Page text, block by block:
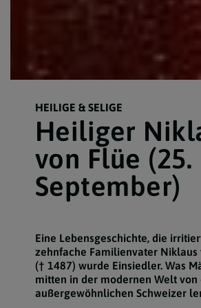
HEILIGE & SELIGE
Heiliger
von Flüe (25.
September)
Eine Lebensgeschichte, die
zehnfache Familienvater Niklaus
(† 1487) wurde Einsiedler. Was
mitten in der modernen Welt von
außergewöhnlichen Schweizer